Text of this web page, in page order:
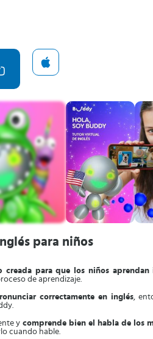
para niños
creada para que los niños
de aprendizaje.
correctamente en inglés,
ycomprende bien el habla de los
cuando hable.